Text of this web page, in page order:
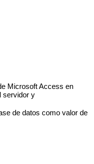
Microsoft Access en
servidor y
de datos como valor de